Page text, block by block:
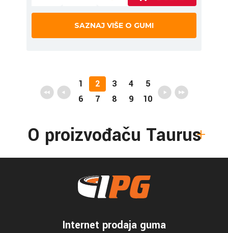
SAZNAJ VIŠE O GUMI
1 2 3 4
5
6
7 8 9 10
O proizvođaču Taurus
Internet prodaja guma